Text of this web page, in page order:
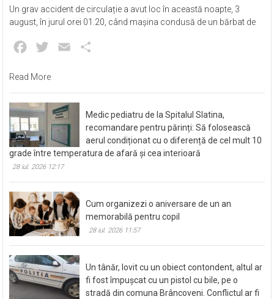
Un grav accident de circulație a avut loc în această noapte, 3
august, în jurul orei 01.20, când mașina condusă de un bărbat de
Facebook
Twitter Email
Read More
Medic pediatru de la Spitalul Slatina,
recomandare pentru părinți: Să folosească
aerul condiționat cu o diferență de cel mult 10
grade între temperatura de afară și cea interioară
28 iul. 2026 12:17
Cum organizezi o aniversare de un an
memorabilă pentru copil
28 iul. 2026 11:57
Un tânăr, lovit cu un obiect contondent, altul ar
fi fost împușcat cu un pistol cu bile, pe o
stradă din comuna Brâncoveni. Conflictul ar fi